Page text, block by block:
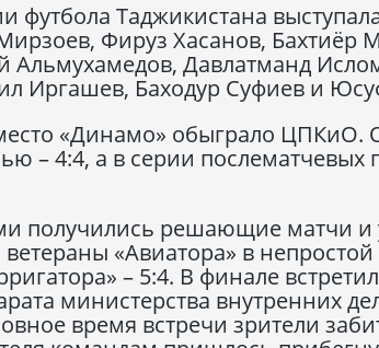
футбола Таджикистана
Фируз Хасанов, Бахтиёр
Альмухамедов, Давлатманд
Иргашев, Баходур Суфиев и
«Динамо» обыграло ЦПКиО.
– 4:4, а в серии послематчевых
получились решающие матчи и
«Авиатора» в
– 5:4. В финале
министерства внутренних
время встречи зрители